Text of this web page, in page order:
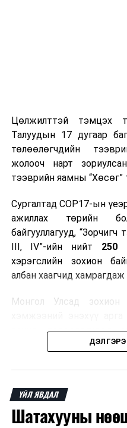
Цөлжилттэй тэмцэх
Талуудын 17 дугаар
төлөөлөгчдийн
жолооч нарт
тээврийн яамны “Хөсөг”
Сургалтад COP17-ын
ажиллах төрийн
байгууллагууд,
III, IV”-ийн нийт 250
хэрэгслийн зохион
албан хаагчид хамрагдаж
Монгол Улсад зохион
зочид, төлөөлөгчдөд
мэргэжлийн түвшинд
зохион байгуулалтын
ангилал, үйлчилгээний
ҮЙЛ ЯВДАЛ
Шатахууны